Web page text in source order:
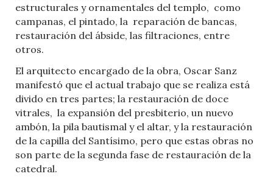
estructurales y ornamentales del templo, como
campanas, el pintado, la reparación de bancas,
restauración del ábside, las filtraciones, entre
otros.
El arquitecto encargado de la obra, Oscar Sanz
manifestó que el actual trabajo que se realiza está
divido en tres partes; la restauración de doce
vitrales, la expansión del presbiterio, un nuevo
ambón, la pila bautismal y el altar, y la restauración
de la capilla del Santísimo, pero que estas obras no
son parte de la segunda fase de restauración de la
catedral.